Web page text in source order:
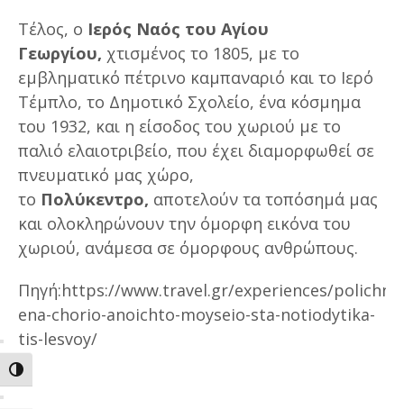
ΕΝΑΛΛΑΓΗ ΥΨΗΛΗΣ ΑΝΤΙΘΕΣΗΣ
Τέλος, ο Ιερός Ναός του Αγίου
Γεωργίου, χτισμένος το 1805, με το
εμβληματικό πέτρινο καμπαναριό και το Ιερό
Τέμπλο, το Δημοτικό Σχολείο, ένα κόσμημα
του 1932, και η είσοδος του χωριού με το
παλιό ελαιοτριβείο, που έχει διαμορφωθεί σε
πνευματικό μας χώρο,
το Πολύκεντρο, αποτελούν τα τοπόσημά μας
και ολοκληρώνουν την όμορφη εικόνα του
χωριού, ανάμεσα σε όμορφους ανθρώπους.
Πηγή:https://www.travel.gr/experiences/
ena-chorio-anoichto-moyseio-sta-notiodytika-
tis-lesvoy/